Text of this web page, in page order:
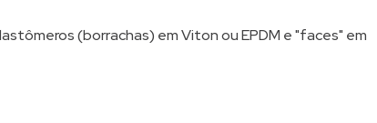
(borrachas) em Viton ou EPDM e "faces" em